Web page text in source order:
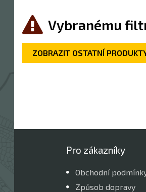
Vybranému
ZOBRAZIT OSTATNÍ
Pro zákazníky
Obchodní
Způsob dopravy